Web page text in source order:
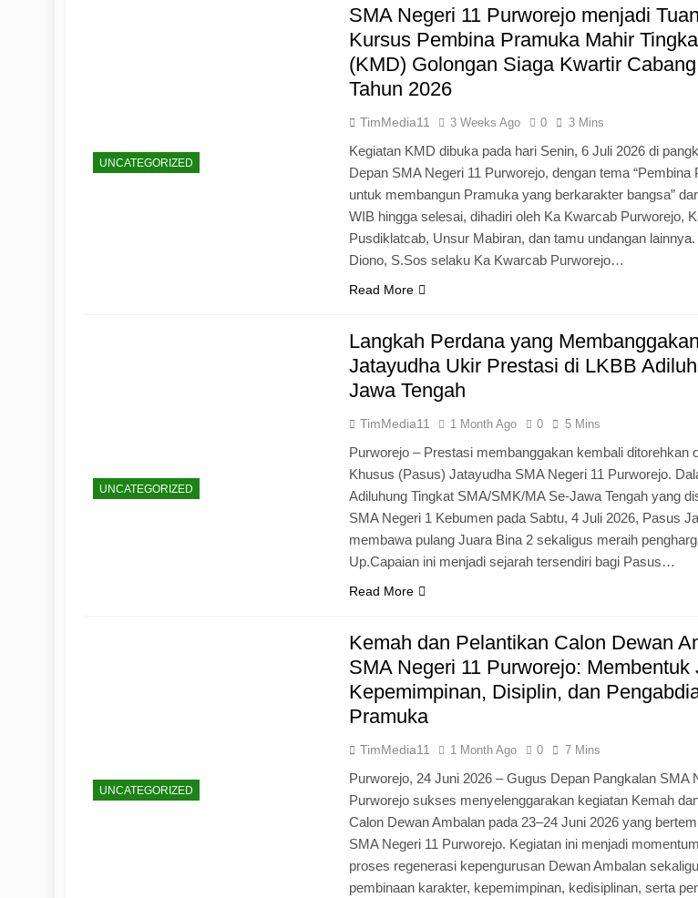
UNCATEGORIZED
SMA Negeri 11 Purworejo menjadi
Kursus Pembina Pramuka Mahir
(KMD) Golongan Siaga Kwartir
Tahun 2026
TimMedia11 3 Weeks Ago 0 3 Mins
Kegiatan KMD dibuka pada hari Senin, 6 Juli 2026 di
Depan SMA Negeri 11 Purworejo, dengan tema “Pembina
untuk membangun Pramuka yang berkarakter bangsa”
WIB hingga selesai, dihadiri oleh Ka Kwarcab Purworejo,
Pusdiklatcab, Unsur Mabiran, dan tamu undangan
Diono, S.Sos selaku Ka Kwarcab Purworejo…
Read More
UNCATEGORIZED
Langkah Perdana yang
Jatayudha Ukir Prestasi di LKBB
Jawa Tengah
TimMedia11 1 Month Ago 0 5 Mins
Purworejo – Prestasi membanggakan kembali ditorehkan
Khusus (Pasus) Jatayudha SMA Negeri 11 Purworejo.
Adiluhung Tingkat SMA/SMK/MA Se-Jawa Tengah yang
SMA Negeri 1 Kebumen pada Sabtu, 4 Juli 2026, Pasus
membawa pulang Juara Bina 2 sekaligus meraih
Up.Capaian ini menjadi sejarah tersendiri bagi Pasus…
Read More
UNCATEGORIZED
Kemah dan Pelantikan Calon Dewan
SMA Negeri 11 Purworejo: Membentuk
Kepemimpinan, Disiplin, dan
Pramuka
TimMedia11 1 Month Ago 0 7 Mins
Purworejo, 24 Juni 2026 – Gugus Depan Pangkalan SMA
Purworejo sukses menyelenggarakan kegiatan Kemah
Calon Dewan Ambalan pada 23–24 Juni 2026 yang
SMA Negeri 11 Purworejo. Kegiatan ini menjadi
proses regenerasi kepengurusan Dewan Ambalan
pembinaan karakter, kepemimpinan, kedisiplinan, serta